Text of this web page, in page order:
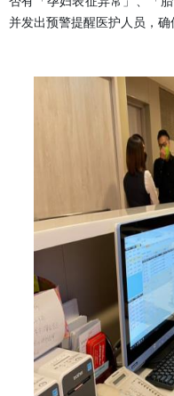
并发出预警提醒医护人员，确